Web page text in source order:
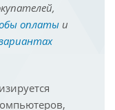
оплатыи